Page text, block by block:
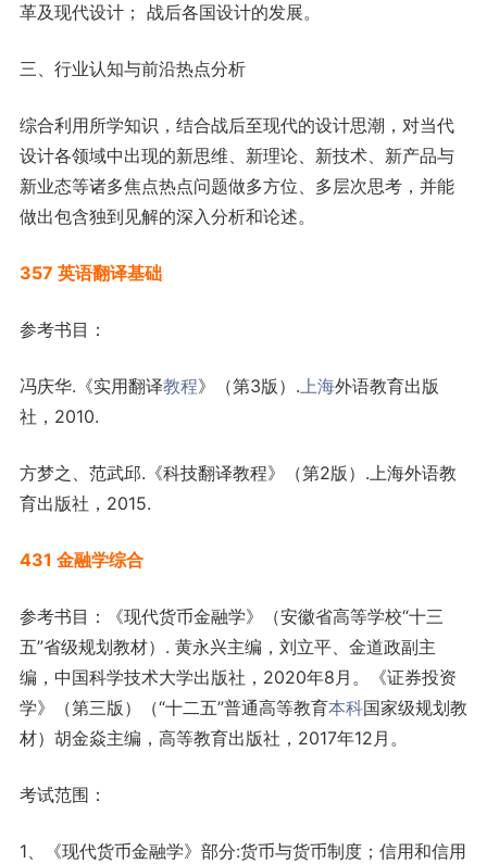
革及现代设计； 战后各国设计的发展。
三、行业认知与前沿热点分析
综合利用所学知识，结合战后至现代的设计思潮，对当代
设计各领域中出现的新思维、新理论、新技术、新产品与
新业态等诸多焦点热点问题做多方位、多层次思考，并能
做出包含独到见解的深入分析和论述。
357 英语翻译基础
参考书目：
冯庆华.《实用翻译教程》（第3版）.上海外语教育出版
社，2010.
方梦之、范武邱.《科技翻译教程》（第2版）.上海外语教
育出版社，2015.
431 金融学综合
参考书目：《现代货币金融学》（安徽省高等学校“十三
五”省级规划教材）. 黄永兴主编，刘立平、金道政副主
编，中国科学技术大学出版社，2020年8月。《证券投资
学》（第三版）（“十二五”普通高等教育本科国家级规划教
材）胡金焱主编，高等教育出版社，2017年12月。
考试范围：
1、《现代货币金融学》部分:货币与货币制度；信用和信用